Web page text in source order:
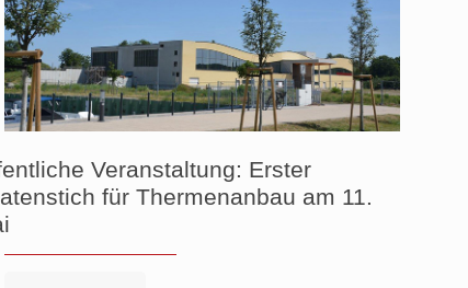
Veranstaltung: Erster
für Thermenanbau am 11.